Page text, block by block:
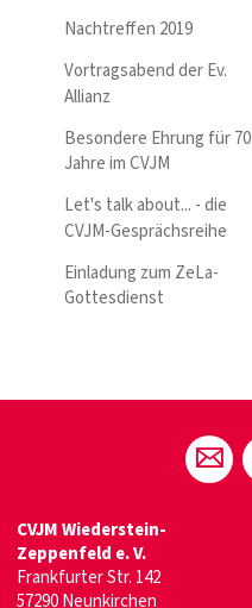
Nachtreffen 2019
Vortragsabend der Ev.
Allianz
Besondere Ehrung für 70
Jahre im CVJM
Let's talk about... - die
CVJM-Gesprächsreihe
Einladung zum ZeLa-
Gottesdienst
CVJM Wiederstein-
Zeppenfeld e. V.
Frankfurter Str. 142
57290 Neunkirchen